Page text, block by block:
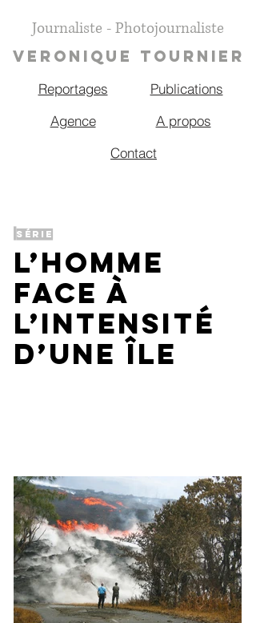
Journaliste - Photojournaliste
VERONIQUE TOURNIER
Reportages
Publications
Agence
A propos
Contact
Série
L’Homme
face à
l’intensité
d’une île